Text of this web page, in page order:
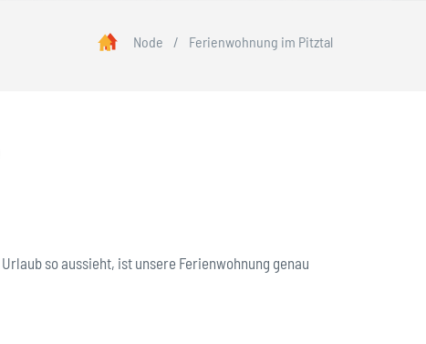
Node / Ferienwohnung im Pitztal
so aussieht, ist unsere Ferienwohnung genau